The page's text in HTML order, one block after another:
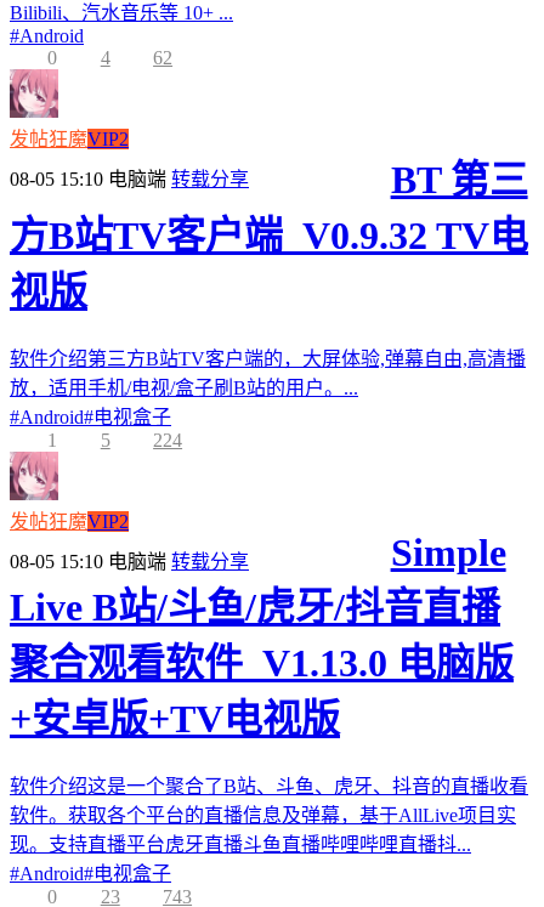
Bilibili、汽水音乐等 10+ ...
#Android
0
4 62
发帖狂魔VIP2
08-05 15:10 电脑端 转载分享
BT 第三
方B站TV客户端_V0.9.32 TV电
视版
软件介绍第三方B站TV客户端的，大屏体验,弹幕自由,高清播
放，适用手机/电视/盒子刷B站的用户。...
#Android#电视盒子
1
5 224
发帖狂魔VIP2
08-05 15:10 电脑端 转载分享
Simple
Live B站/斗鱼/虎牙/抖音直播
聚合观看软件_V1.13.0 电脑版
+安卓版+TV电视版
软件介绍这是一个聚合了B站、斗鱼、虎牙、抖音的直播收看
软件。获取各个平台的直播信息及弹幕，基于AllLive项目实
现。支持直播平台虎牙直播斗鱼直播哔哩哔哩直播抖...
#Android#电视盒子
0
23 743